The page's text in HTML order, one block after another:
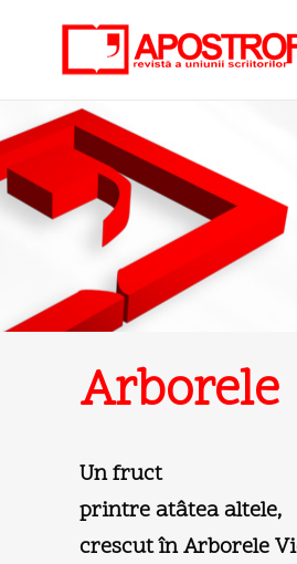
Arborele
Un fruct
printre atâtea altele,
crescut în Arborele